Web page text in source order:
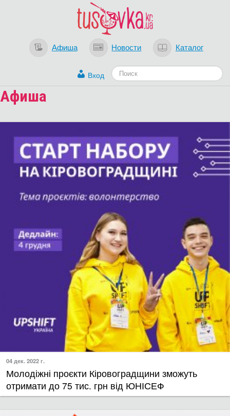
Афиша Новости Каталог
Вход
Афиша
04 дек. 2022 г.
​Молодіжні проєкти Кіровоградщини зможуть
отримати до 75 тис. грн від ЮНІСЕФ